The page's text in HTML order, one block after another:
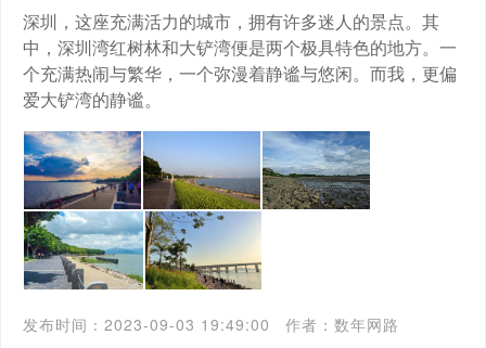
深圳，这座充满活力的城市，拥有许多迷人的景点。其
中，深圳湾红树林和大铲湾便是两个极具特色的地方。一
个充满热闹与繁华，一个弥漫着静谧与悠闲。而我，更偏
爱大铲湾的静谧。
发布时间：2023-09-03 19:49:00 作者：数年网路